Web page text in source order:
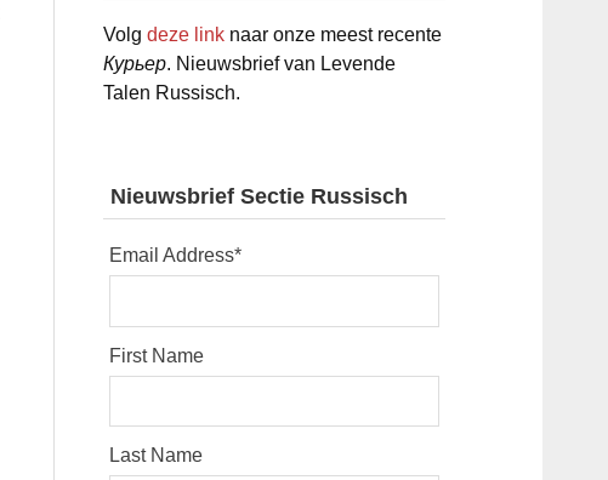
Volgdeze link naar onze meest recente
Курьер. Nieuwsbrief van Levende
Talen Russisch.
Nieuwsbrief Sectie Russisch
Email Address*
First Name
Last Name